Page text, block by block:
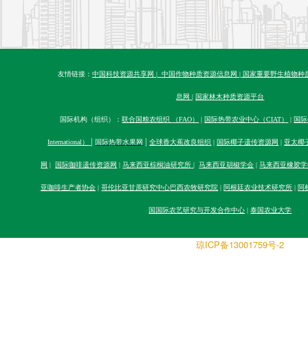
友情链接： 中国科技资源共享网 | 中国作物种质资源信息网 | 国家重要野生植物种
息网 | 国家林木种质资源平台
国际机构（组织）：联合国粮农组织 （FAO） | 国际热带农业中心（CIAT） | 国
International） |国际热带水果网 | 全球香大蕉改良组织 | 国际椰子遗传资源网 |亚太椰
网 | 国际咖啡遗传资源网 | 马来西亚棕榈油研究所 |马来西亚胡椒学会 |马来西亚橡胶
亚咖啡生产者协会 |哥伦比亚甘蔗研究中心巴西农牧研究院 |阿根廷农业技术研究所 |阿
国国际农艺研究与开发合作中心 |泰国农业大学
琼ICP备13001759号-2